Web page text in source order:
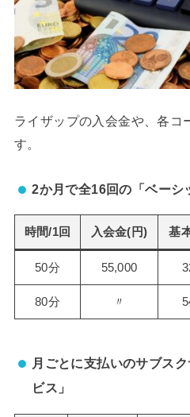
ライザップの入会金や、各コ
す。
2か月で全16回の「ベーシ
時間/1回 入会金(円) 基
50分 55,000
80分 〃
月ごとに支払いのサブス
ビス」